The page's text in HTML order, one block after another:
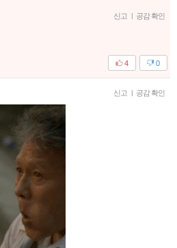
신고 | 공감 확인
0
4
신고 | 공감 확인